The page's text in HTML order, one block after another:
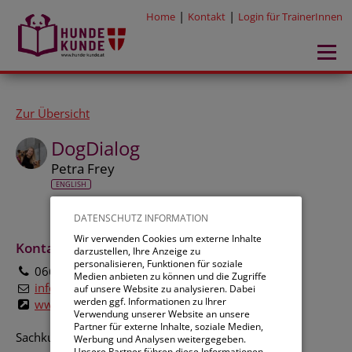
DATENSCHUTZ INFORMATION
Wir verwenden Cookies um externe Inhalte
darzustellen, Ihre Anzeige zu
personalisieren, Funktionen für soziale
Medien anbieten zu können und die Zugriffe
auf unsere Website zu analysieren. Dabei
werden ggf. Informationen zu Ihrer
Verwendung unserer Website an unsere
Partner für externe Inhalte, soziale Medien,
Werbung und Analysen weitergegeben.
Home | Kontakt | Login für TrainerInnen
Zur Übersicht
DogDialog
Petra Frey
ENGLISH
Kontakt:
0660 4633345
info@dogdialog.at
www.dogdialog.at/veranstaltungen
Sachkunde-Kurse (60€):